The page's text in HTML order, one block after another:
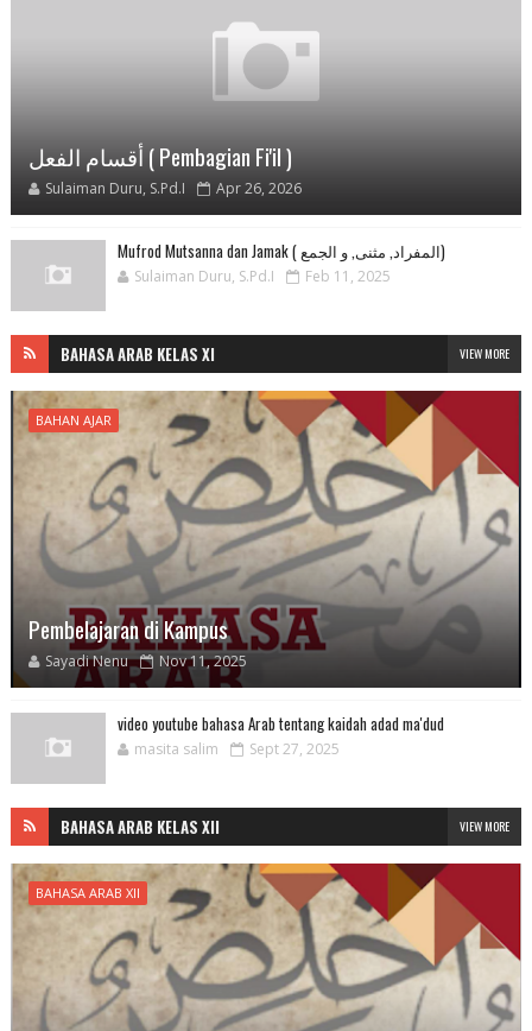
أقسام الفعل ( Pembagian Fi'il )
Sulaiman Duru, S.Pd.I Apr 26, 2026
Mufrod Mutsanna dan Jamak ( المفراد, مثنى, و الجمع)
Sulaiman Duru, S.Pd.I Feb 11, 2025
BAHASA ARAB KELAS XI VIEW MORE
BAHAN AJAR
Pembelajaran di Kampus
Sayadi Nenu Nov 11, 2025
video youtube bahasa Arab tentang kaidah adad ma'dud
masita salim Sept 27, 2025
BAHASA ARAB KELAS XII VIEW MORE
BAHASA ARAB XII